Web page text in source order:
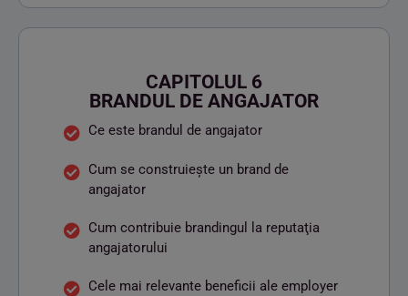
CAPITOLUL 6
BRANDUL DE ANGAJATOR
Ce este brandul de angajator
Cum se construieşte un brand de
angajator
Cum contribuie brandingul la reputaţia
angajatorului
Cele mai relevante beneficii ale employer